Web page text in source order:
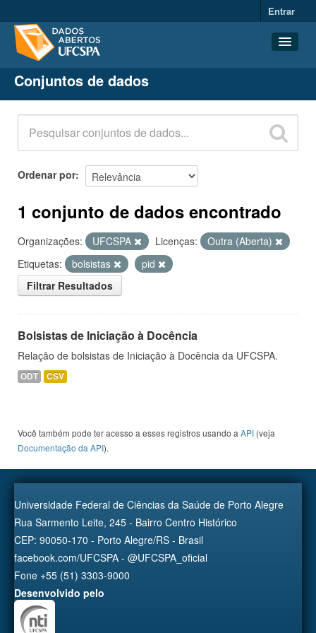
Entrar
Conjuntos de dados
Organizações
Grupos
Sobre
Conjuntos de dados
Ordenar por
1 conjunto de dados encontrado
Organizações: UFCSPA Licenças:
Outra (Aberta)
Etiquetas:
bolsistas
pid
Filtrar Resultados
Bolsistas de Iniciação à Docência
Relação de bolsistas de Iniciação à Docência da UFCSPA.
ODT CSV
Você também pode ter acesso a esses registros usando a API (veja
Documentação da API).
Universidade Federal de Ciências da Saúde de Porto Alegre
Rua Sarmento Leite, 245 - Bairro Centro Histórico
CEP: 90050-170 - Porto Alegre/RS - Brasil
facebook.com/UFCSPA - @UFCSPA_oficial
Fone +55 (51) 3303-9000
Desenvolvido pelo